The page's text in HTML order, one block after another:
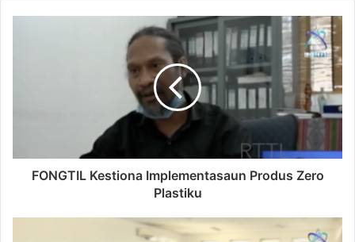
FONGTIL Kestiona Implementasaun Produs Zero
Plastiku